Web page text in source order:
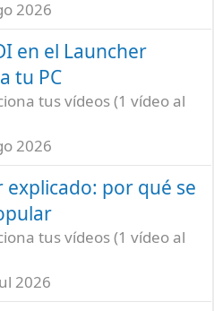
2026
en el Launcher
tu PC
tus vídeos (1 vídeo al
2026
explicado: por qué se
tus vídeos (1 vídeo al
2026